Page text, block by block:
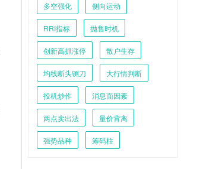
多空强化 侧向运动
RRI指标 抛售时机
创新高抓涨停 散户生存
均线断头铡刀 大行情判断
投机炒作 消息面因素
两点卖出法 量价背离
强势品种 筹码柱